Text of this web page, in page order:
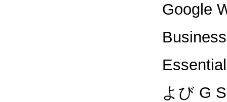
Google
よび G